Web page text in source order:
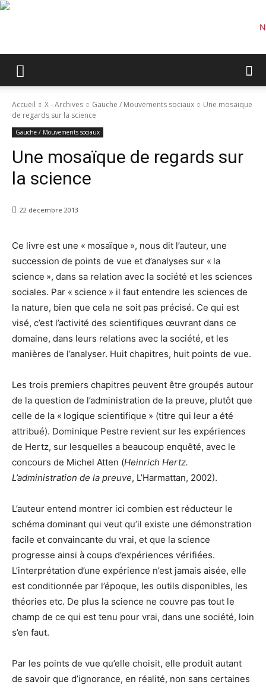
Accueil X - Archives Gauche / Mouvements sociaux
Une mosaïque
de regards sur la science
Gauche / Mouvements sociaux
Une mosaïque de regards sur
la science
22 décembre 2013
Ce livre est une « mosaïque », nous dit l’auteur, une
succession de points de vue et d’analyses sur « la
science », dans sa relation avec la société et les sciences
sociales. Par « science » il faut entendre les sciences de
la nature, bien que cela ne soit pas précisé. Ce qui est
visé, c’est l’activité des scientifiques œuvrant dans ce
domaine, dans leurs relations avec la société, et les
manières de l’analyser. Huit chapitres, huit points de vue.
Les trois premiers chapitres peuvent être groupés autour
de la question de l’administration de la preuve, plutôt que
celle de la « logique scientifique » (titre qui leur a été
attribué). Dominique Pestre revient sur les expériences
de Hertz, sur lesquelles a beaucoup enquêté, avec le
concours de Michel Atten (Heinrich Hertz.
L’administration de la preuve, L’Harmattan, 2002).
L’auteur entend montrer ici combien est réducteur le
schéma dominant qui veut qu’il existe une démonstration
facile et convaincante du vrai, et que la science
progresse ainsi à coups d’expériences vérifiées.
L’interprétation d’une expérience n’est jamais aisée, elle
est conditionnée par l’époque, les outils disponibles, les
théories etc. De plus la science ne couvre pas tout le
champ de ce qui est tenu pour vrai, dans une société, loin
s’en faut.
Par les points de vue qu’elle choisit, elle produit autant
de savoir que d’ignorance, en réalité, non sans certaines